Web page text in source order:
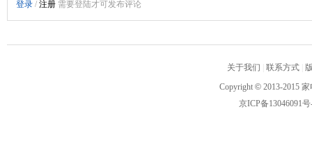
关于我们 联系方式
Copyright © 2013-2015
京ICP备13046091号